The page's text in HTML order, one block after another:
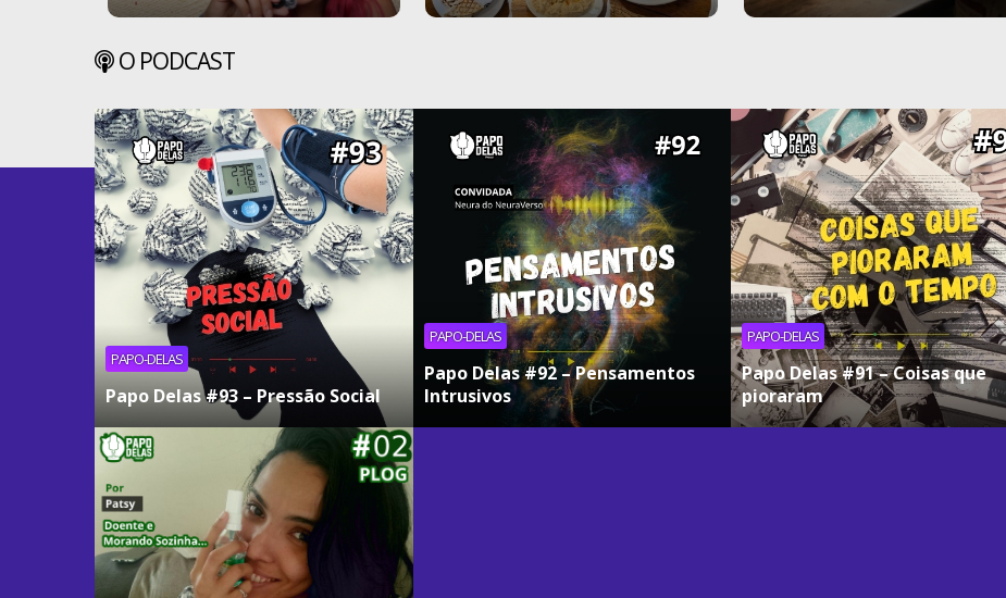
O PODCAST
PAPO-DELAS
Papo Delas #93 – Pressão Social
PAPO-DELAS
Papo Delas #92 – Pensamentos
Intrusivos
PAPO-DELAS
Papo Delas #91 – Coisas que
pioraram